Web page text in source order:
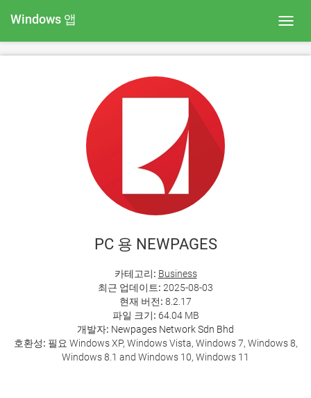
Windows 앱
PC 용 NEWPAGES
카테고리: Business
최근 업데이트: 2025-08-03
현재 버전: 8.2.17
파일 크기: 64.04 MB
개발자: Newpages Network Sdn Bhd
호환성: 필요 Windows XP, Windows Vista, Windows 7, Windows 8,
Windows 8.1 and Windows 10, Windows 11